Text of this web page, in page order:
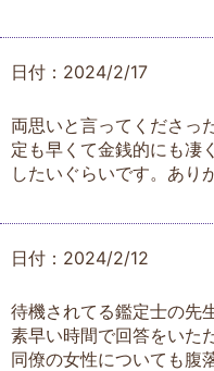
日付：2024/2/17
両思いと言ってくださっ
定も早くて金銭的にも凄
したいぐらいです。あり
日付：2024/2/12
待機されてる鑑定士の先
素早い時間で回答をいた
同僚の女性についても腹